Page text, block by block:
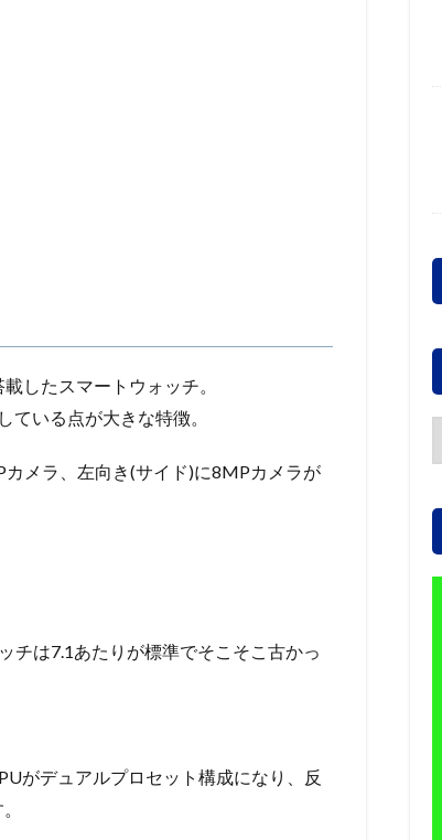
したスマートウォッチ。
ている点が大きな特徴。
メラ、左向き(サイド)に8MPカメラが
チは7.1あたりが標準でそこそこ古かっ
がデュアルプロセット構成になり、反